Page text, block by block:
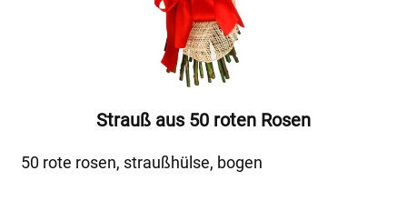
Strauß aus 50 roten Rosen
50 rote rosen, straußhülse, bogen